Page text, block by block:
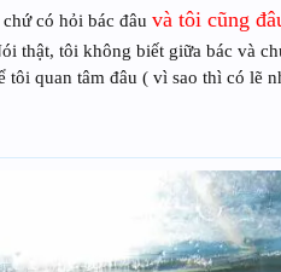
có hỏi bác đâuvà tôi cũng
thật, tôi không biết giữa bác và
quan tâm đâu ( vì sao thì có lẽ